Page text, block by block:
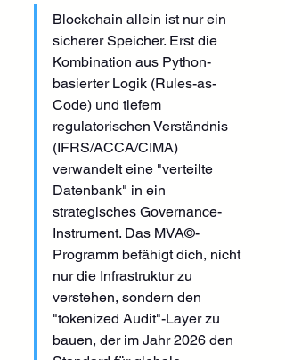
Blockchain allein ist nur ein
sicherer Speicher. Erst die
Kombination aus Python-
basierter Logik (Rules-as-
Code) und tiefem
regulatorischen Verständnis
(IFRS/ACCA/CIMA)
verwandelt eine "verteilte
Datenbank" in ein
strategisches Governance-
Instrument. Das MVA©-
Programm befähigt dich, nicht
nur die Infrastruktur zu
verstehen, sondern den
"tokenized Audit"-Layer zu
bauen, der im Jahr 2026 den